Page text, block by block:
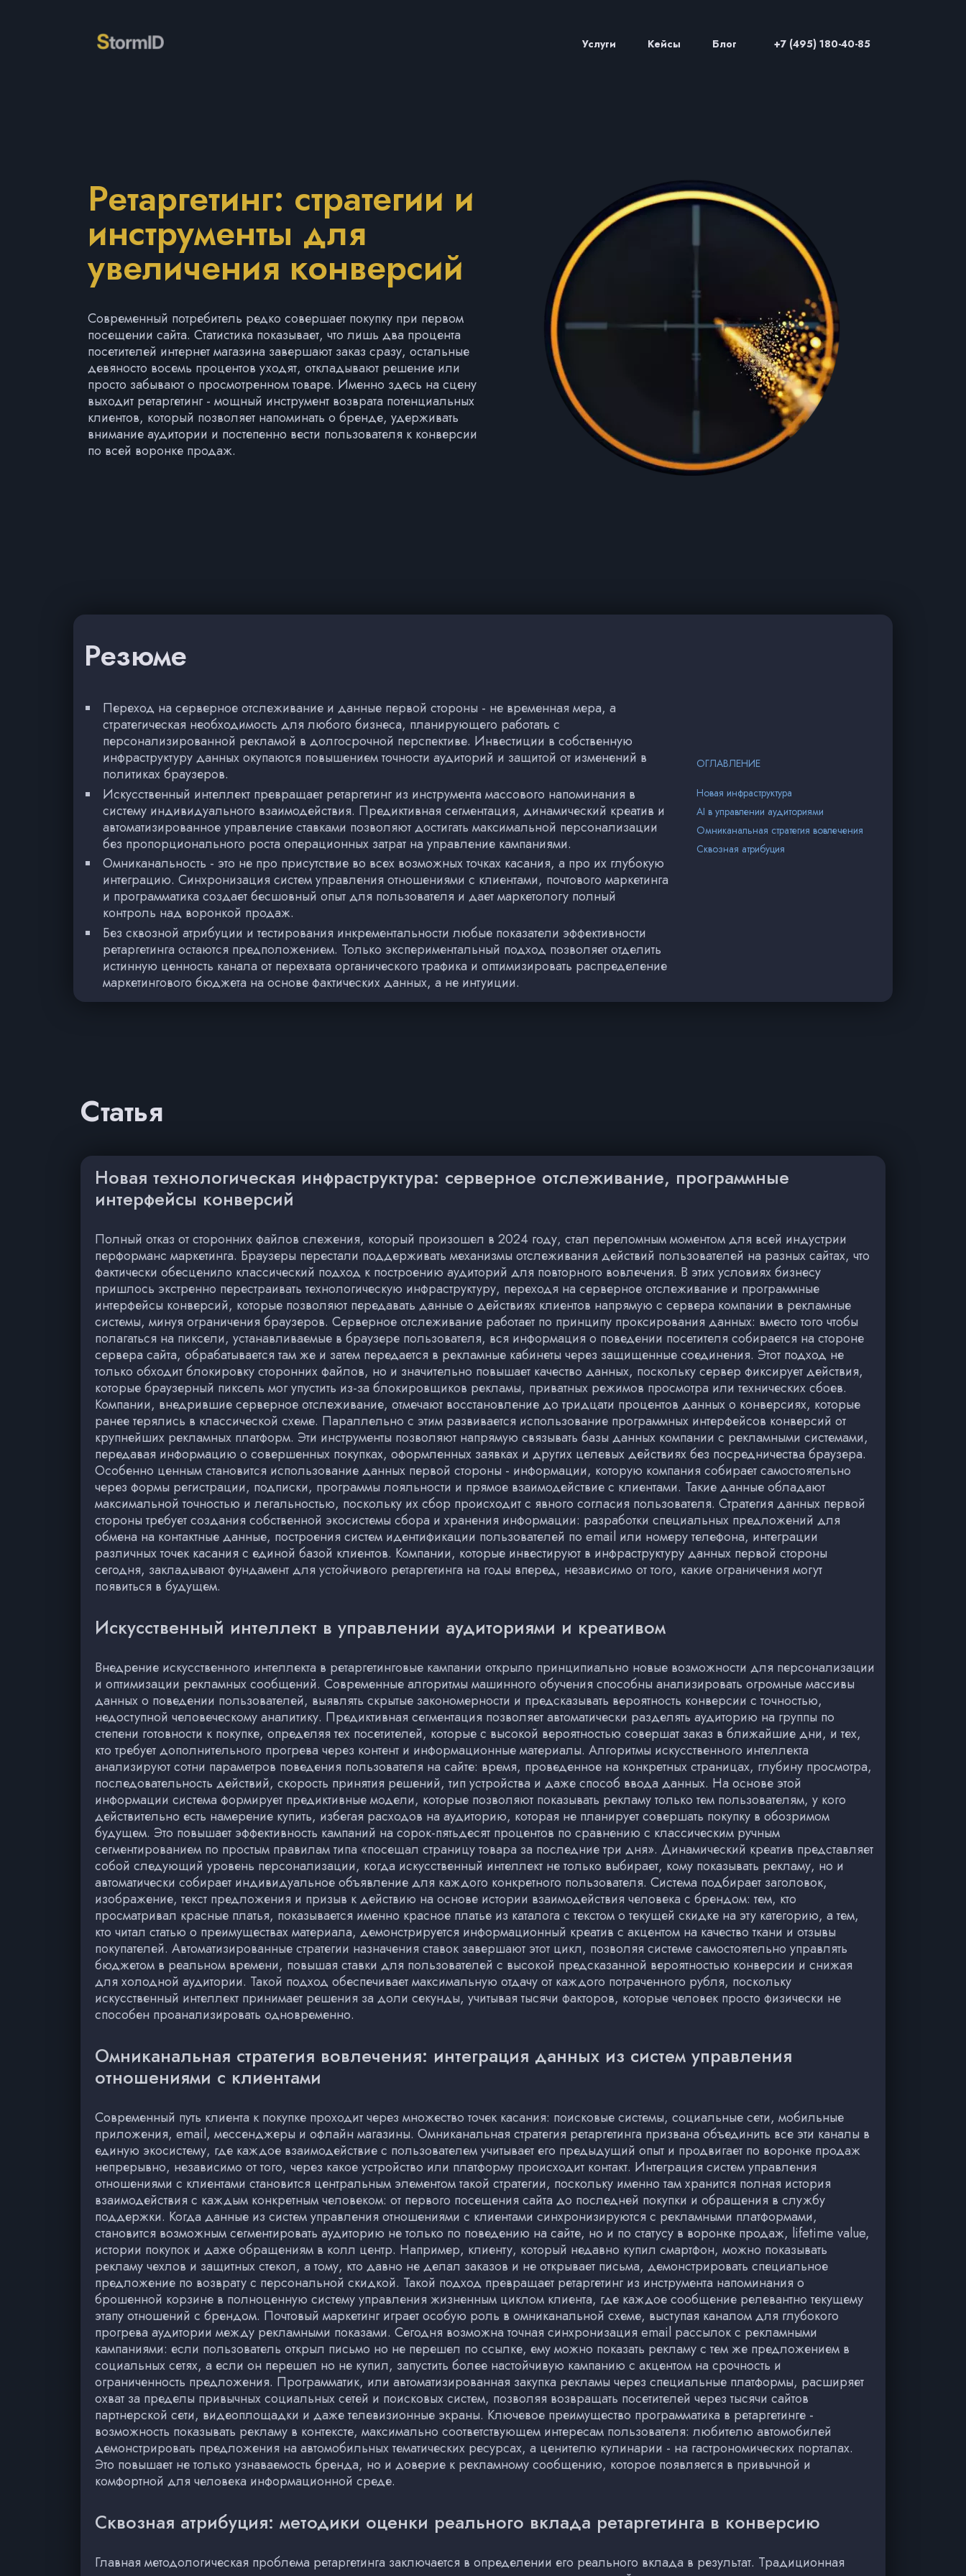
Услуги Кейсы Блог +7 (495) 180-40-85
Ретаргетинг: стратегии и
инструменты для
увеличения конверсий
Современный потребитель редко совершает покупку при первом
посещении сайта. Статистика показывает, что лишь два процента
посетителей интернет магазина завершают заказ сразу, остальные
девяносто восемь процентов уходят, откладывают решение или
просто забывают о просмотренном товаре. Именно здесь на сцену
выходит ретаргетинг - мощный инструмент возврата потенциальных
клиентов, который позволяет напоминать о бренде, удерживать
внимание аудитории и постепенно вести пользователя к конверсии
по всей воронке продаж.
Резюме
Переход на серверное отслеживание и данные первой стороны - не временная мера, а
стратегическая необходимость для любого бизнеса, планирующего работать с
персонализированной рекламой в долгосрочной перспективе. Инвестиции в собственную
инфраструктуру данных окупаются повышением точности аудиторий и защитой от изменений в
политиках браузеров.
Искусственный интеллект превращает ретаргетинг из инструмента массового напоминания в
систему индивидуального взаимодействия. Предиктивная сегментация, динамический креатив и
автоматизированное управление ставками позволяют достигать максимальной персонализации
без пропорционального роста операционных затрат на управление кампаниями.
Омниканальность - это не про присутствие во всех возможных точках касания, а про их глубокую
интеграцию. Синхронизация систем управления отношениями с клиентами, почтового маркетинга
и программатика создает бесшовный опыт для пользователя и дает маркетологу полный
контроль над воронкой продаж.
Без сквозной атрибуции и тестирования инкрементальности любые показатели эффективности
ретаргетинга остаются предположением. Только экспериментальный подход позволяет отделить
истинную ценность канала от перехвата органического трафика и оптимизировать распределение
маркетингового бюджета на основе фактических данных, а не интуиции.
ОГЛАВЛЕНИЕ
Новая инфраструктура
AI в управлении аудиториями
Омниканальная стратегия вовлечения
Сквозная атрибуция
Статья
Новая технологическая инфраструктура: серверное отслеживание, программные
интерфейсы конверсий
Полный отказ от сторонних файлов слежения, который произошел в 2024 году, стал переломным моментом для всей индустрии
перформанс маркетинга. Браузеры перестали поддерживать механизмы отслеживания действий пользователей на разных сайтах, что
фактически обесценило классический подход к построению аудиторий для повторного вовлечения. В этих условиях бизнесу
пришлось экстренно перестраивать технологическую инфраструктуру, переходя на серверное отслеживание и программные
интерфейсы конверсий, которые позволяют передавать данные о действиях клиентов напрямую с сервера компании в рекламные
системы, минуя ограничения браузеров. Серверное отслеживание работает по принципу проксирования данных: вместо того чтобы
полагаться на пиксели, устанавливаемые в браузере пользователя, вся информация о поведении посетителя собирается на стороне
сервера сайта, обрабатывается там же и затем передается в рекламные кабинеты через защищенные соединения. Этот подход не
только обходит блокировку сторонних файлов, но и значительно повышает качество данных, поскольку сервер фиксирует действия,
которые браузерный пиксель мог упустить из-за блокировщиков рекламы, приватных режимов просмотра или технических сбоев.
Компании, внедрившие серверное отслеживание, отмечают восстановление до тридцати процентов данных о конверсиях, которые
ранее терялись в классической схеме. Параллельно с этим развивается использование программных интерфейсов конверсий от
крупнейших рекламных платформ. Эти инструменты позволяют напрямую связывать базы данных компании с рекламными системами,
передавая информацию о совершенных покупках, оформленных заявках и других целевых действиях без посредничества браузера.
Особенно ценным становится использование данных первой стороны - информации, которую компания собирает самостоятельно
через формы регистрации, подписки, программы лояльности и прямое взаимодействие с клиентами. Такие данные обладают
максимальной точностью и легальностью, поскольку их сбор происходит с явного согласия пользователя. Стратегия данных первой
стороны требует создания собственной экосистемы сбора и хранения информации: разработки специальных предложений для
обмена на контактные данные, построения систем идентификации пользователей по email или номеру телефона, интеграции
различных точек касания с единой базой клиентов. Компании, которые инвестируют в инфраструктуру данных первой стороны
сегодня, закладывают фундамент для устойчивого ретаргетинга на годы вперед, независимо от того, какие ограничения могут
появиться в будущем.
Искусственный интеллект в управлении аудиториями и креативом
Внедрение искусственного интеллекта в ретаргетинговые кампании открыло принципиально новые возможности для персонализации
и оптимизации рекламных сообщений. Современные алгоритмы машинного обучения способны анализировать огромные массивы
данных о поведении пользователей, выявлять скрытые закономерности и предсказывать вероятность конверсии с точностью,
недоступной человеческому аналитику. Предиктивная сегментация позволяет автоматически разделять аудиторию на группы по
степени готовности к покупке, определяя тех посетителей, которые с высокой вероятностью совершат заказ в ближайшие дни, и тех,
кто требует дополнительного прогрева через контент и информационные материалы. Алгоритмы искусственного интеллекта
анализируют сотни параметров поведения пользователя на сайте: время, проведенное на конкретных страницах, глубину просмотра,
последовательность действий, скорость принятия решений, тип устройства и даже способ ввода данных. На основе этой
информации система формирует предиктивные модели, которые позволяют показывать рекламу только тем пользователям, у кого
действительно есть намерение купить, избегая расходов на аудиторию, которая не планирует совершать покупку в обозримом
будущем. Это повышает эффективность кампаний на сорок-пятьдесят процентов по сравнению с классическим ручным
сегментированием по простым правилам типа «посещал страницу товара за последние три дня». Динамический креатив представляет
собой следующий уровень персонализации, когда искусственный интеллект не только выбирает, кому показывать рекламу, но и
автоматически собирает индивидуальное объявление для каждого конкретного пользователя. Система подбирает заголовок,
изображение, текст предложения и призыв к действию на основе истории взаимодействия человека с брендом: тем, кто
просматривал красные платья, показывается именно красное платье из каталога с текстом о текущей скидке на эту категорию, а тем,
кто читал статью о преимуществах материала, демонстрируется информационный креатив с акцентом на качество ткани и отзывы
покупателей. Автоматизированные стратегии назначения ставок завершают этот цикл, позволяя системе самостоятельно управлять
бюджетом в реальном времени, повышая ставки для пользователей с высокой предсказанной вероятностью конверсии и снижая
для холодной аудитории. Такой подход обеспечивает максимальную отдачу от каждого потраченного рубля, поскольку
искусственный интеллект принимает решения за доли секунды, учитывая тысячи факторов, которые человек просто физически не
способен проанализировать одновременно.
Омниканальная стратегия вовлечения: интеграция данных из систем управления
отношениями с клиентами
Современный путь клиента к покупке проходит через множество точек касания: поисковые системы, социальные сети, мобильные
приложения, email, мессенджеры и офлайн магазины. Омниканальная стратегия ретаргетинга призвана объединить все эти каналы в
единую экосистему, где каждое взаимодействие с пользователем учитывает его предыдущий опыт и продвигает по воронке продаж
непрерывно, независимо от того, через какое устройство или платформу происходит контакт. Интеграция систем управления
отношениями с клиентами становится центральным элементом такой стратегии, поскольку именно там хранится полная история
взаимодействия с каждым конкретным человеком: от первого посещения сайта до последней покупки и обращения в службу
поддержки. Когда данные из систем управления отношениями с клиентами синхронизируются с рекламными платформами,
становится возможным сегментировать аудиторию не только по поведению на сайте, но и по статусу в воронке продаж, lifetime value,
истории покупок и даже обращениям в колл центр. Например, клиенту, который недавно купил смартфон, можно показывать
рекламу чехлов и защитных стекол, а тому, кто давно не делал заказов и не открывает письма, демонстрировать специальное
предложение по возврату с персональной скидкой. Такой подход превращает ретаргетинг из инструмента напоминания о
брошенной корзине в полноценную систему управления жизненным циклом клиента, где каждое сообщение релевантно текущему
этапу отношений с брендом. Почтовый маркетинг играет особую роль в омниканальной схеме, выступая каналом для глубокого
прогрева аудитории между рекламными показами. Сегодня возможна точная синхронизация email рассылок с рекламными
кампаниями: если пользователь открыл письмо но не перешел по ссылке, ему можно показать рекламу с тем же предложением в
социальных сетях, а если он перешел но не купил, запустить более настойчивую кампанию с акцентом на срочность и
ограниченность предложения. Программатик, или автоматизированная закупка рекламы через специальные платформы, расширяет
охват за пределы привычных социальных сетей и поисковых систем, позволяя возвращать посетителей через тысячи сайтов
партнерской сети, видеоплощадки и даже телевизионные экраны. Ключевое преимущество программатика в ретаргетинге -
возможность показывать рекламу в контексте, максимально соответствующем интересам пользователя: любителю автомобилей
демонстрировать предложения на автомобильных тематических ресурсах, а ценителю кулинарии - на гастрономических порталах.
Это повышает не только узнаваемость бренда, но и доверие к рекламному сообщению, которое появляется в привычной и
комфортной для человека информационной среде.
Сквозная атрибуция: методики оценки реального вклада ретаргетинга в конверсию
Главная методологическая проблема ретаргетинга заключается в определении его реального вклада в результат. Традиционная